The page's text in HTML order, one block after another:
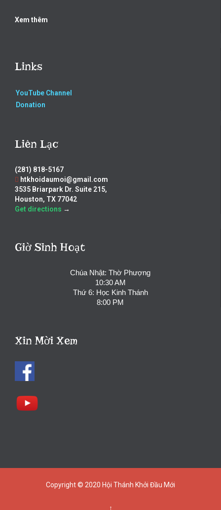
Xem thêm
Links
YouTube Channel
Donation
Liên Lạc
(281) 818-5167
htkhoidaumoi@gmail.com
3535 Briarpark Dr. Suite 215,
Houston, TX 77042
Get directions →
Giờ Sinh Hoạt
Chúa Nhật: Thờ Phượng
10:30 AM
Thứ 6: Học Kinh Thánh
8:00 PM
Xin Mời Xem
Copyright © 2020 Hội Thánh Khởi Đầu Mới
↑